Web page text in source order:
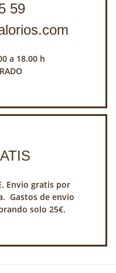
59
a 18.00 h
Envio gratis por
Gastos de envio
solo 25€.